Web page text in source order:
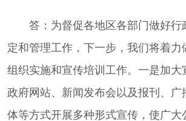
答：为督促各地区各部门做好行
定和管理工作，下一步，我们将着力
组织实施和宣传培训工作。一是加大
政府网站、新闻发布会以及报刊、广
体等方式开展多种形式宣传，使广大